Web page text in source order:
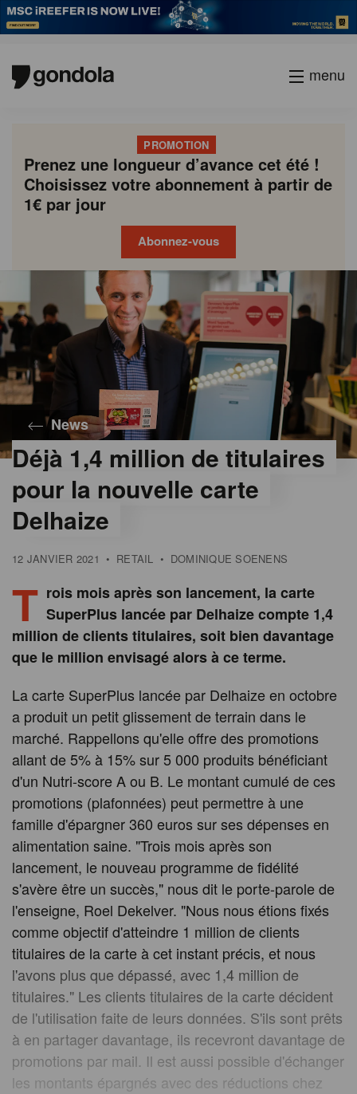
menu
PROMOTION
Prenez une longueur d’avance cet été !
Choisissez votre abonnement à partir de
1€ par jour
Abonnez-vous
News
Déjà 1,4 million de titulaires
pour la nouvelle carte
Delhaize
12 JANVIER 2021 • RETAIL • DOMINIQUE SOENENS
T rois mois après son lancement, la carte
SuperPlus lancée par Delhaize compte 1,4
million de clients titulaires, soit bien davantage
que le million envisagé alors à ce terme.
La carte SuperPlus lancée par Delhaize en octobre
a produit un petit glissement de terrain dans le
marché. Rappellons qu'elle offre des promotions
allant de 5% à 15% sur 5 000 produits bénéficiant
d'un Nutri-score A ou B. Le montant cumulé de ces
promotions (plafonnées) peut permettre à une
famille d'épargner 360 euros sur ses dépenses en
alimentation saine. "Trois mois après son
lancement, le nouveau programme de fidélité
s'avère être un succès," nous dit le porte-parole de
l'enseigne, Roel Dekelver. "Nous nous étions fixés
comme objectif d'atteindre 1 million de clients
titulaires de la carte à cet instant précis, et nous
l'avons plus que dépassé, avec 1,4 million de
titulaires." Les clients titulaires de la carte décident
de l'utilisation faite de leurs données. S'ils sont prêts
à en partager davantage, ils recevront davantage de
promotions par mail. Il est aussi possible d'échanger
les montants épargnés avec des réductions chez
academy
society